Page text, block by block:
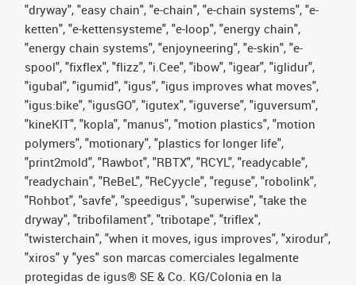
"dryway", "easy chain", "e-chain", "e-chain systems", "e-
ketten", "e-kettensysteme", "e-loop", "energy chain",
"energy chain systems", "enjoyneering", "e-skin", "e-
spool", "fixflex", "flizz", "i.Cee", "ibow", "igear", "iglidur",
"igubal", "igumid", "igus", "igus improves what moves",
"igus:bike", "igusGO", "igutex", "iguverse", "iguversum",
"kineKIT", "kopla", "manus", "motion plastics", "motion
polymers", "motionary", "plastics for longer life",
"print2mold", "Rawbot", "RBTX", "RCYL", "readycable",
"readychain", "ReBeL", "ReCyycle", "reguse", "robolink",
"Rohbot", "savfe", "speedigus", "superwise", "take the
dryway", "tribofilament", "tribotape", "triflex",
"twisterchain", "when it moves, igus improves", "xirodur",
"xiros" y "yes" son marcas comerciales legalmente
protegidas de igus® SE & Co. KG/Colonia en la